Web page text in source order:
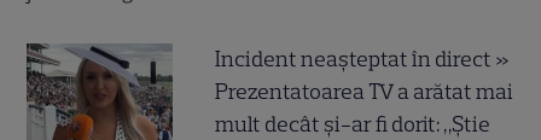
Incident neașteptat în direct »
Prezentatoarea TV a arătat mai
mult decât și-ar fi dorit: „Știe